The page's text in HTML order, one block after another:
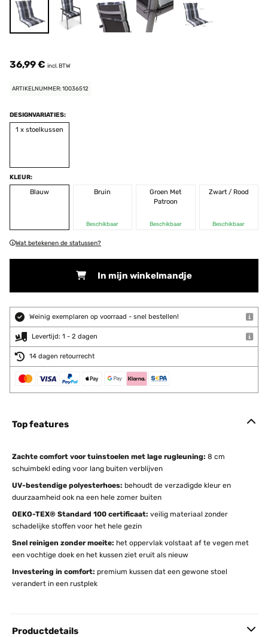
36,99 € incl. BTW
ARTIKELNUMMER: 10036512
DESIGNVARIATIES:
1 x stoelkussen
KLEUR:
Blauw
Bruin
Beschikbaar
Groen Met
Patroon
Beschikbaar
Zwart / Rood
Beschikbaar
Wat betekenen de statussen?
In mijn winkelmandje
Weinig exemplaren op voorraad - snel bestellen!
Levertijd: 1 - 2 dagen
14 dagen retourrecht
Top features
Zachte comfort voor tuinstoelen met lage rugleuning: 8 cm
schuimbekl eding voor lang buiten verblijven
UV-bestendige polyesterhoes: behoudt de verzadigde kleur en
duurzaamheid ook na een hele zomer buiten
OEKO-TEX® Standard 100 certificaat: veilig materiaal zonder
schadelijke stoffen voor het hele gezin
Snel reinigen zonder moeite: het oppervlak volstaat af te vegen met
een vochtige doek en het kussen ziet eruit als nieuw
Investering in comfort: premium kussen dat een gewone stoel
verandert in een rustplek
Productdetails